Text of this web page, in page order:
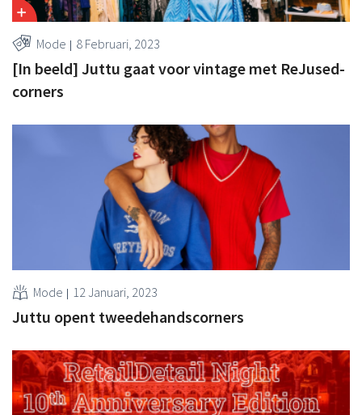
Mode 8 Februari, 2023
[In beeld] Juttu gaat voor vintage met ReJused-
corners
Mode 12 Januari, 2023
Juttu opent tweedehandscorners